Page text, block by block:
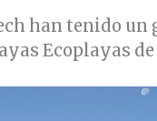
han tenido un
Ecoplayas